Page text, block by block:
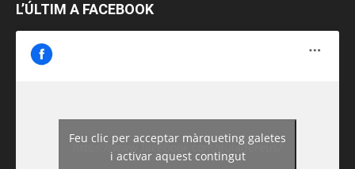
L’ÚLTIM A FACEBOOK
https://www.facebook.com/guiadereus/
Feu clic per acceptar màrqueting galetes
i activar aquest contingut